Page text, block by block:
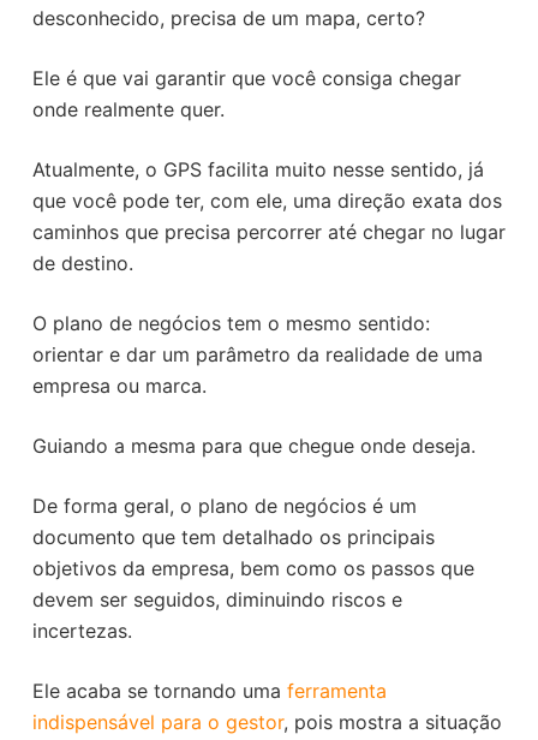
desconhecido, precisa de um mapa, certo?
Ele é que vai garantir que você consiga chegar
onde realmente quer.
Atualmente, o GPS facilita muito nesse sentido, já
que você pode ter, com ele, uma direção exata dos
caminhos que precisa percorrer até chegar no lugar
de destino.
O plano de negócios tem o mesmo sentido:
orientar e dar um parâmetro da realidade de uma
empresa ou marca.
Guiando a mesma para que chegue onde deseja.
De forma geral, o plano de negócios é um
documento que tem detalhado os principais
objetivos da empresa, bem como os passos que
devem ser seguidos, diminuindo riscos e
incertezas.
Ele acaba se tornando uma ferramenta
indispensável para o gestor, pois mostra a situação